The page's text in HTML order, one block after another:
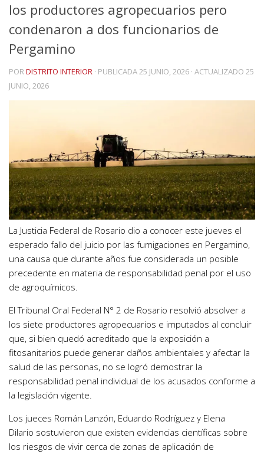
los productores agropecuarios pero
condenaron a dos funcionarios de
Pergamino
PORDISTRITO INTERIOR · PUBLICADA25 JUNIO, 2026 · ACTUALIZADO 25
JUNIO, 2026
La Justicia Federal de Rosario dio a conocer este jueves el
esperado fallo del juicio por las fumigaciones en Pergamino,
una causa que durante años fue considerada un posible
precedente en materia de responsabilidad penal por el uso
de agroquímicos.
El Tribunal Oral Federal N° 2 de Rosario resolvió absolver a
los siete productores agropecuarios e imputados al concluir
que, si bien quedó acreditado que la exposición a
fitosanitarios puede generar daños ambientales y afectar la
salud de las personas, no se logró demostrar la
responsabilidad penal individual de los acusados conforme a
la legislación vigente.
Los jueces Román Lanzón, Eduardo Rodríguez y Elena
Dilario sostuvieron que existen evidencias científicas sobre
los riesgos de vivir cerca de zonas de aplicación de